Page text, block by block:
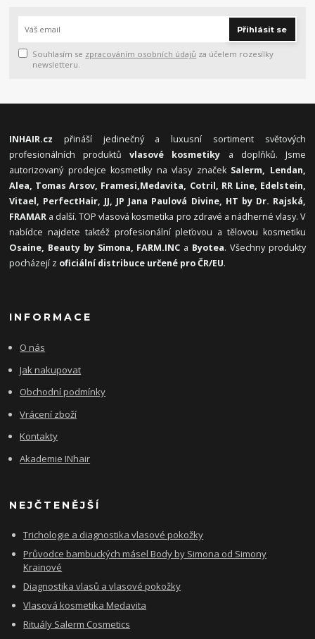
Přihlásit se
Souhlasím se zpracováním osobních údajů za účelem rozesílky
newsletteru.
INHAIR.cz přináší jedinečný a luxusní sortiment světových
profesionálních produktůvlasové kosmetiky a doplňků. Jsme
autorizovaný prodejce kosmetiky na vlasy značek Salerm, Lendan,
Alea, Tomas Arsov, Framesi,Medavita, Cotril, RR Line, Edelstein,
Vitael, PerfectHair, JJ, JP Jana Paulová Divine, HT by Dr. Rajská,
FRAMAR a další. TOP vlasová kosmetika pro zdravé a nádherné vlasy. V
nabídce najdete taktéž profesionální pleťovou a tělovou kosmetiku
Osaine, Beauty by Simona, FARM.INC a Byotea. Všechny produkty
pocházejí z oficiální distribuce určené pro ČR/EU.
INFORMACE
O nás
Jak nakupovat
Obchodní podmínky
Vrácení zboží
Kontakty
Akademie INhair
NEJČTENĚJŠÍ
Trichologie a diagnostika vlasové pokožky
Průvodce bambuckých másel Body by Simona od Simony
Krainové
Diagnostika vlasů a vlasové pokožky
Vlasová kosmetika Medavita
Rituály Salerm Cosmetics